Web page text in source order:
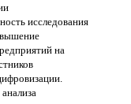
исследования
на